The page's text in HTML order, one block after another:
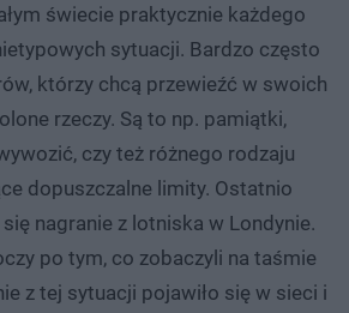
świecie praktycznie każdego
sytuacji. Bardzo często
którzy chcą przewieźć w swoich
rzeczy. Są to np. pamiątki,
czy też różnego rodzaju
dopuszczalne limity. Ostatnio
nagranie z lotniska w Londynie.
po tym, co zobaczyli na taśmie
z tej sytuacji pojawiło się w sieci i